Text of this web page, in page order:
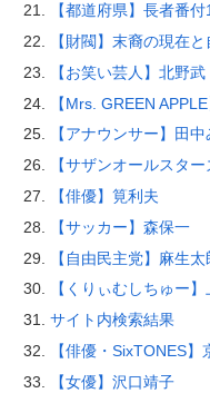
【都道府県】長者番
【財閥】末裔の現在
【お笑い芸人】北野武
【Mrs. GREEN
【アナウンサー】田
【サザンオールスタ
【俳優】筧利夫
【サッカー】森保一
【自由民主党】麻生太
【くりぃむしちゅー
サイト内検索結果
【俳優・SixTONES
【女優】沢口靖子